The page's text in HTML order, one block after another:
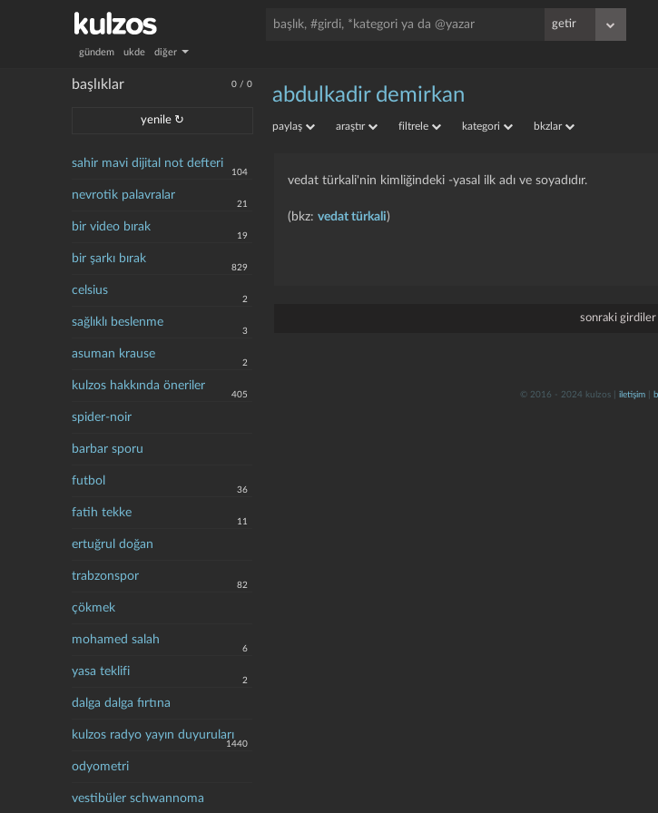
gündem ukde diğer
0 /0
başlıklar
yenile ↻
sahir mavi dijital not defteri
104
nevrotik palavralar
21
bir video bırak
19
bir şarkı bırak
829
celsius
2
sağlıklı beslenme
3
asuman krause
2
kulzos hakkında öneriler
405
spider-noir
barbar sporu
futbol
36
fatih tekke
11
ertuğrul doğan
trabzonspor
82
çökmek
mohamed salah
6
yasa teklifi
2
dalga dalga fırtına
kulzos radyo yayın duyuruları
1440
odyometri
vestibüler schwannoma
abdulkadir demirkan
paylaş araştır filtrele kategori bkzlar
vedat türkali'nin kimliğindeki -yasal ilk adı ve soyadıdır.
(bkz:vedat türkali)
sonraki girdiler
© 2016 - 2024 kulzos | iletişim